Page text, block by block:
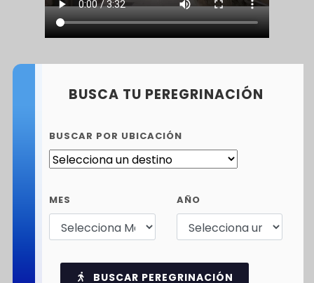
BUSCA TU PEREGRINACIÓN
BUSCAR POR UBICACIÓN
MES AÑO
BUSCAR PEREGRINACIÓN